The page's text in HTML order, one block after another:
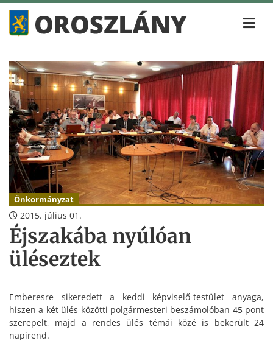
Önkormányzat
2015. július 01.
Éjszakába nyúlóan
üléseztek
Emberesre sikeredett a keddi képviselő-testület anyaga,
hiszen a két ülés közötti polgármesteri beszámolóban 45 pont
szerepelt, majd a rendes ülés témái közé is bekerült 24
napirend.